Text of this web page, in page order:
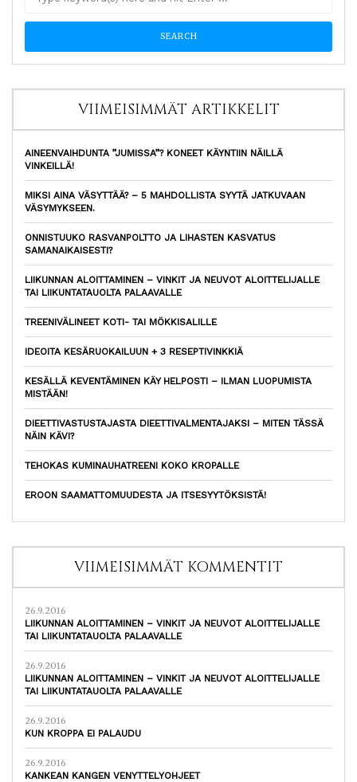
VIIMEISIMMÄT ARTIKKELIT
AINEENVAIHDUNTA ”JUMISSA”? KONEET KÄYNTIIN NÄILLÄ
VINKEILLÄ!
MIKSI AINA VÄSYTTÄÄ? – 5 MAHDOLLISTA SYYTÄ JATKUVAAN
VÄSYMYKSEEN.
ONNISTUUKO RASVANPOLTTO JA LIHASTEN KASVATUS
SAMANAIKAISESTI?
LIIKUNNAN ALOITTAMINEN – VINKIT JA NEUVOT ALOITTELIJALLE
TAI LIIKUNTATAUOLTA PALAAVALLE
TREENIVÄLINEET KOTI- TAI MÖKKISALILLE
IDEOITA KESÄRUOKAILUUN + 3 RESEPTIVINKKIÄ
KESÄLLÄ KEVENTÄMINEN KÄY HELPOSTI – ILMAN LUOPUMISTA
MISTÄÄN!
DIEETTIVASTUSTAJASTA DIEETTIVALMENTAJAKSI – MITEN TÄSSÄ
NÄIN KÄVI?
TEHOKAS KUMINAUHATREENI KOKO KROPALLE
EROON SAAMATTOMUUDESTA JA ITSESYYTÖKSISTÄ!
VIIMEISIMMÄT KOMMENTIT
26.9.2016
LIIKUNNAN ALOITTAMINEN – VINKIT JA NEUVOT ALOITTELIJALLE
TAI LIIKUNTATAUOLTA PALAAVALLE
26.9.2016
LIIKUNNAN ALOITTAMINEN – VINKIT JA NEUVOT ALOITTELIJALLE
TAI LIIKUNTATAUOLTA PALAAVALLE
26.9.2016
KUN KROPPA EI PALAUDU
26.9.2016
KANKEAN KANGEN VENYTTELYOHJEET